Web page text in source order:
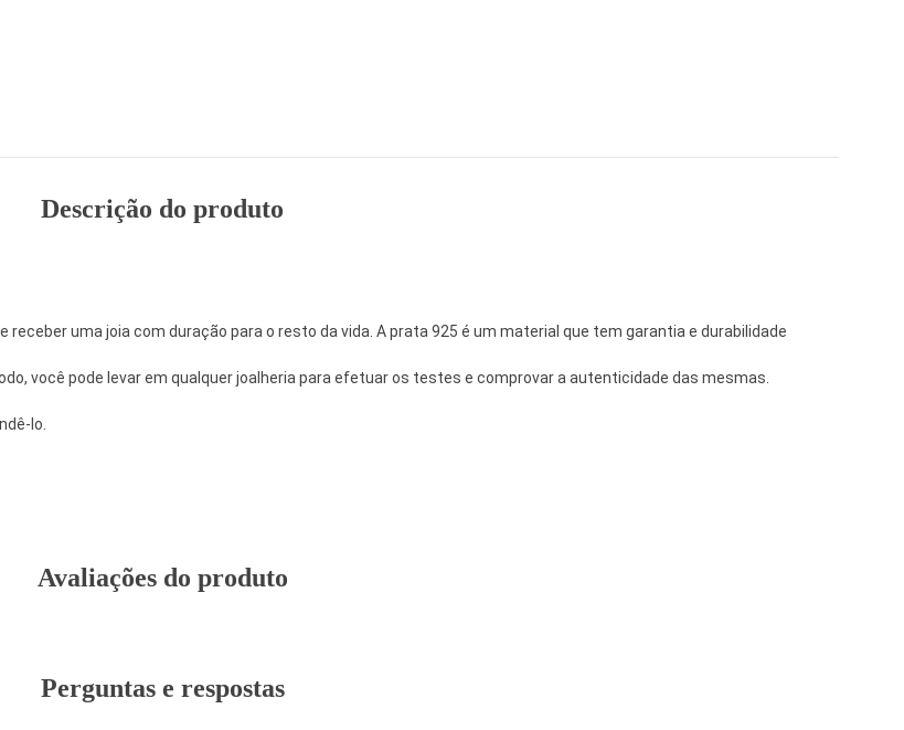
Descrição do produto
uma joia com duração para o resto da vida. A prata 925 é um material que tem garantia e durabilidade
você pode levar em qualquer joalheria para efetuar os testes e comprovar a autenticidade das mesmas.
lo.
Avaliações do produto
Perguntas e respostas